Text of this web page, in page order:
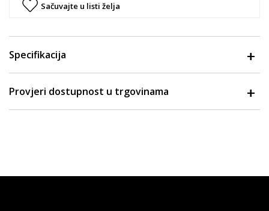
Sačuvajte u listi želja
Specifikacija
Provjeri dostupnost u trgovinama